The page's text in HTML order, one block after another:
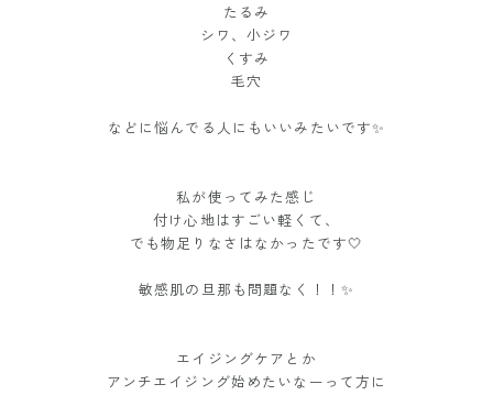
たるみ
シワ、小ジワ
くすみ
毛穴
などに悩んでる人にもいいみたいです✨
私が使ってみた感じ
付け心地はすごい軽くて、
でも物足りなさはなかったです🤍
敏感肌の旦那も問題なく！！✨
エイジングケアとか
アンチエイジング始めたいなーって方に